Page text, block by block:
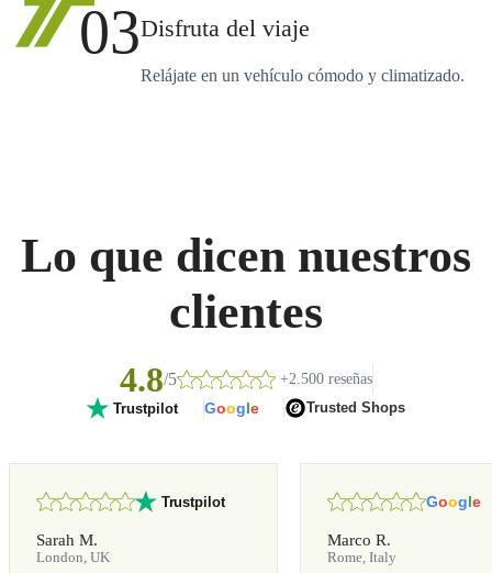
03Disfruta del viaje
Relájate en un vehículo cómodo y climatizado.
Lo que dicen nuestros
clientes
4.8/5 +2.500 reseñas
Trustpilot Google Trusted Shops
Trustpilot
Sarah M.
London, UK
Google
Marco R.
Rome, Italy